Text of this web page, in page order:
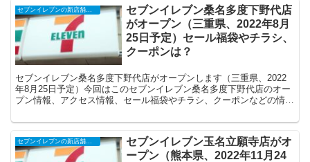
セブンイレブン桑名多度下野代店
がオープン（三重県、2022年8月
25日予定）セール福袋やチラシ、
クーポンは？
セブンイレブン桑名多度下野代店がオープンします（三重県、2022
年8月25日予定）今回はこのセブンイレブン桑名多度下野代店のオー
プン情報、アクセス情報、セール福袋やチラシ、クーポンなどの情報
セブンイレブンの新店舗開店予定・オープンセール（福袋）、クーポンなど
セブンイレブン玉名立願寺店がオ
ープン（熊本県、2022年11月24